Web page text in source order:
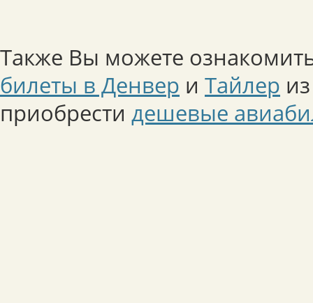
Также Вы можете
билеты в Денвер и Тайлер
приобрести дешевые